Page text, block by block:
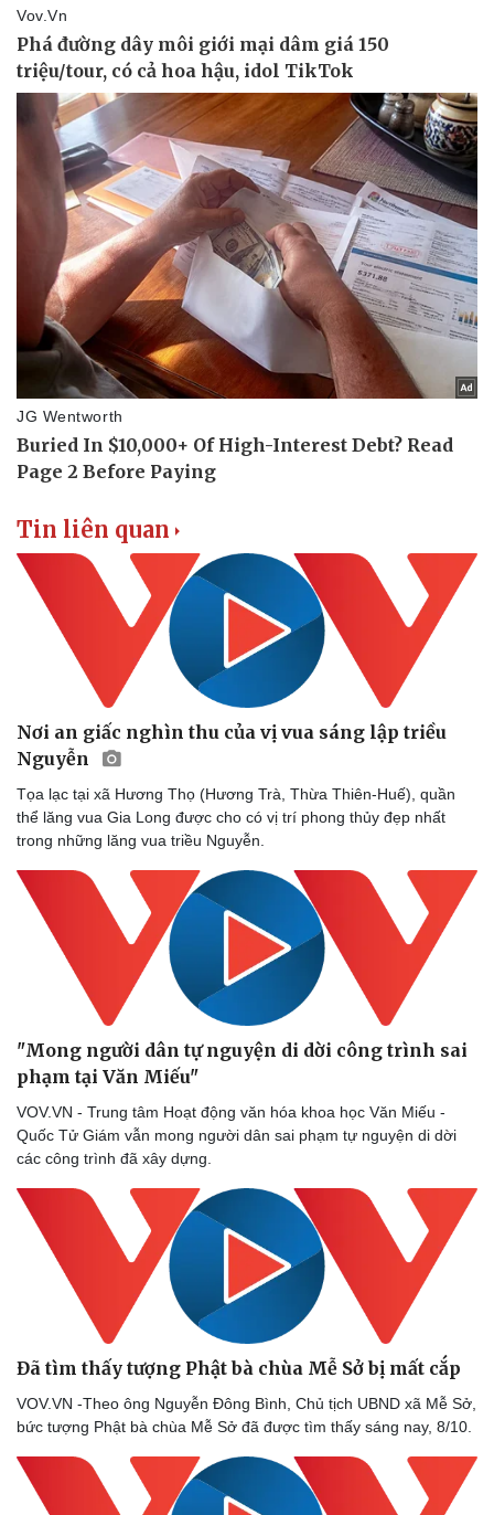
Doanh nghiệp
Thông tin doanh nghiệp
Doanh nghiệp 24h
Doanh nhân
Sành điệu
Tin liên quan
Nơi an giấc nghìn thu của vị vua sáng lập triều
Nguyễn
Tọa lạc tại xã Hương Thọ (Hương Trà, Thừa Thiên-Huế), quần
thể lăng vua Gia Long được cho có vị trí phong thủy đẹp nhất
trong những lăng vua triều Nguyễn.
"Mong người dân tự nguyện di dời công trình sai
phạm tại Văn Miếu"
VOV.VN - Trung tâm Hoạt động văn hóa khoa học Văn Miếu -
Quốc Tử Giám vẫn mong người dân sai phạm tự nguyện di dời
các công trình đã xây dựng.
Đã tìm thấy tượng Phật bà chùa Mễ Sở bị mất cắp
VOV.VN -Theo ông Nguyễn Đông Bình, Chủ tịch UBND xã Mễ Sở,
bức tượng Phật bà chùa Mễ Sở đã được tìm thấy sáng nay, 8/10.